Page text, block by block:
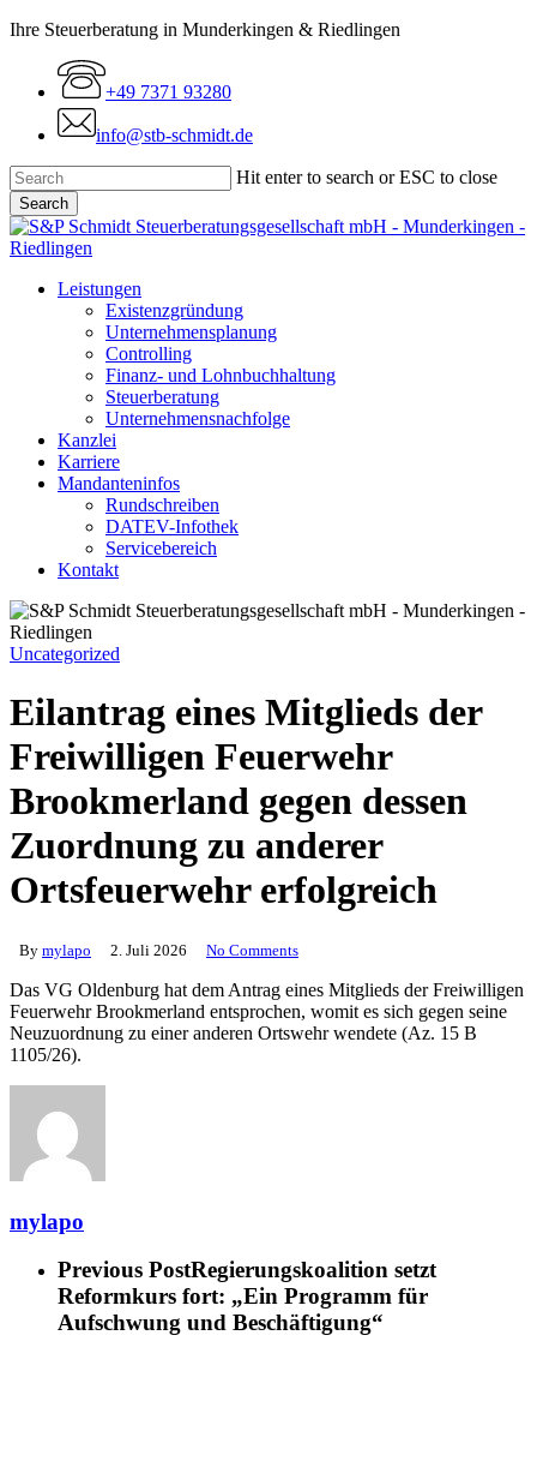
Skip
content
Ihre Steuerberatung in Munderkingen & Riedlingen
+49 7371 93280
info@stb-schmidt.de
Hit enter to search or ESC to close
Search
Close
Search
Menu
Leistungen
Existenzgründung
Unternehmensplanung
Controlling
Finanz- und Lohnbuchhaltung
Steuerberatung
Unternehmensnachfolge
Kanzlei
Karriere
Mandanteninfos
Rundschreiben
DATEV-Infothek
Servicebereich
Kontakt
Uncategorized
Eilantrag eines Mitglieds der
Freiwilligen Feuerwehr
Brookmerland gegen dessen
Zuordnung zu anderer
Ortsfeuerwehr erfolgreich
By mylapo 2. Juli 2026 No Comments
Das VG Oldenburg hat dem Antrag eines Mitglieds der Freiwilligen
Feuerwehr Brookmerland entsprochen, womit es sich gegen seine
Neuzuordnung zu einer anderen Ortswehr wendete (Az. 15 B
1105/26).
mylapo
Previous PostRegierungskoalition setzt
Reformkurs fort: „Ein Programm für
Aufschwung und Beschäftigung“